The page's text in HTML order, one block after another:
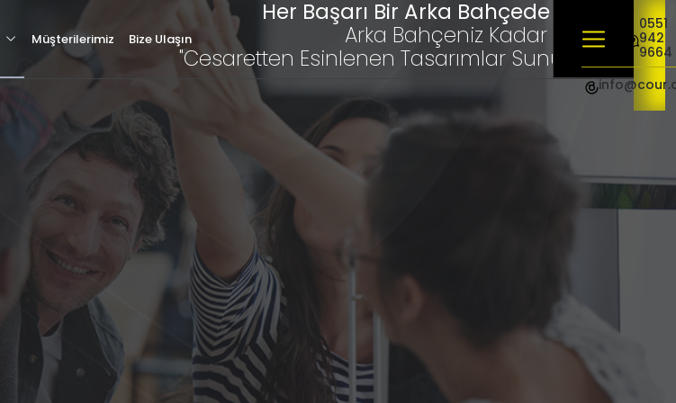
0551
942
9664
Müşterilerimiz Bize Ulaşın
Ekonomik Web Sitesi
Her Başarı Bir Arka Bahçede Başlar
Arka Bahçeniz Kadar Yakınız,
"Cesaretten Esinlenen Tasarımlar Sunuyoruz"